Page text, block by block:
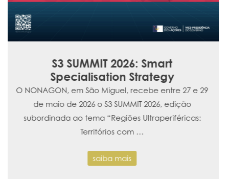
Cerimónia de Entrega de Prémios
No dia 4 de março, a Fundação Gaspar Frutuoso
realiza a Cerimónia de Entrega dos Prémios de
Excelência Académica na Aula Magna da
Universidade dos A&cc…
saiba mais